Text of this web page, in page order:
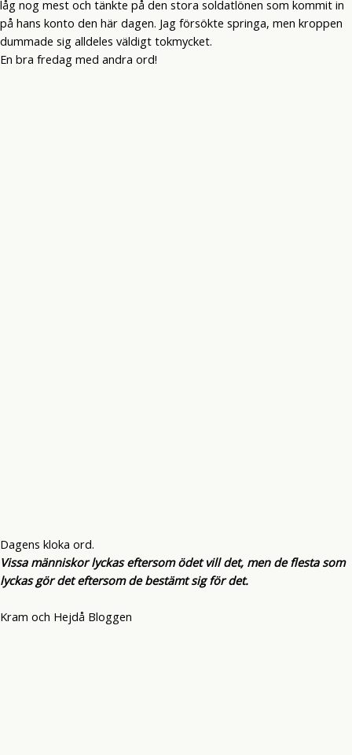
låg nog mest och tänkte på den stora soldatlönen som kommit in
på hans konto den här dagen. Jag försökte springa, men kroppen
dummade sig alldeles väldigt tokmycket.
En bra fredag med andra ord!
Dagens kloka ord.
Vissa människor lyckas eftersom ödet vill det, men de flesta som
lyckas gör det eftersom de bestämt sig för det.
Kram och Hejdå Bloggen